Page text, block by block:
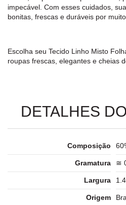
impecável. Com esses cuidados,
bonitas, frescas e duráveis por
Escolha seu Tecido Linho Misto
roupas frescas, elegantes e cheias
DETALHES
Composição
Gramatura ≅
Largura
Origem